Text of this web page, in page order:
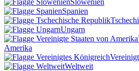
Spanien
Ungarn
Amerika
Weltweit